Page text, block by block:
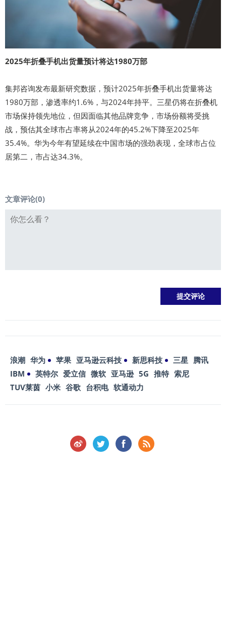
2025年折叠手机出货量预计将达1980万部
集邦咨询发布最新研究数据，预计2025年折叠手机出货量将达
1980万部，渗透率约1.6%，与2024年持平。三星仍将在折叠机
市场保持领先地位，但因面临其他品牌竞争，市场份额将受挑
战，预估其全球市占率将从2024年的45.2%下降至2025年
35.4%。华为今年有望延续在中国市场的强劲表现，全球市占位
居第二，市占达34.3%。
文章评论(0)
浪潮 华为 苹果 亚马逊云科技 新思科技 三星 腾讯
IBM
英特尔 爱立信 微软 亚马逊 5G 推特 索尼
TUV莱茵 小米 谷歌 台积电 软通动力